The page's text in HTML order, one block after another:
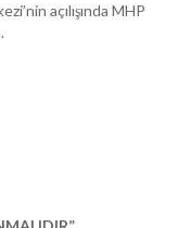
açılışında MHP